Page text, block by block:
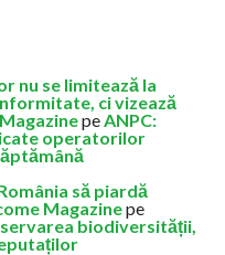
nu se limitează la
ci vizează
peANPC:
operatorilor
să piardă
Magazinepe
biodiversității,